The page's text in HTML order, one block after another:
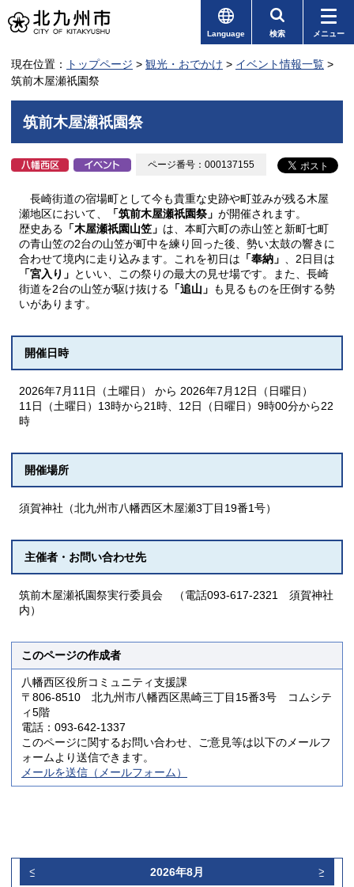
Language 検索 メニュー
現在位置： トップページ > 観光・おでかけ > イベント情報一覧 >
筑前木屋瀬祇園祭
2026年8月
< >
筑前木屋瀬祇園祭
ページ番号：000137155
長崎街道の宿場町として今も貴重な史跡や町並みが残る木屋
瀬地区において、
「筑前木屋瀬祇園祭」 が開催されます。
歴史ある 「木屋瀬祇園山笠」 は、本町六町の赤山笠と新町七町
の青山笠の2台の山笠が町中を練り回った後、勢い太鼓の響きに
合わせて境内に走り込みます。これを初日は 「奉納」
、2日目は
「宮入り」 といい、この祭りの最大の見せ場です。また、長崎
街道を2台の山笠が駆け抜ける 「追山」 も見るものを圧倒する勢
いがあります。
開催日時
2026年7月11日（土曜日） から 2026年7月12日（日曜日）
11日（土曜日）13時から21時、12日（日曜日）9時00分から22
時
開催場所
須賀神社（北九州市八幡西区木屋瀬3丁目19番1号）
主催者・お問い合わせ先
筑前木屋瀬祇園祭実行委員会 （電話093-617-2321 須賀神社
内）
このページの作成者
八幡西区役所コミュニティ支援課
〒806-8510 北九州市八幡西区黒崎三丁目15番3号 コムシテ
ィ5階
電話：093-642-1337
このページに関するお問い合わせ、ご意見等は以下のメールフ
ォームより送信できます。
メールを送信（メールフォーム）